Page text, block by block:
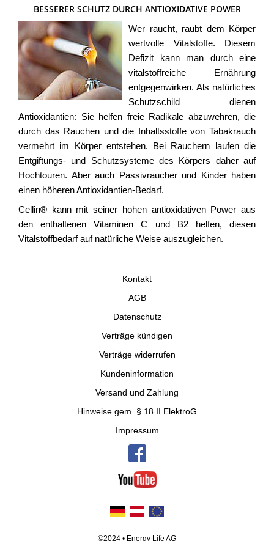
BESSERER SCHUTZ DURCH ANTIOXIDATIVE POWER
Wer raucht, raubt dem Körper
wertvolle Vitalstoffe. Diesem
Defizit kann man durch eine
vitalstoffreiche Ernährung
entgegenwirken. Als natürliches
Schutzschild dienen
Antioxidantien: Sie helfen freie Radikale abzuwehren, die
durch das Rauchen und die Inhaltsstoffe von Tabakrauch
vermehrt im Körper entstehen. Bei Rauchern laufen die
Entgiftungs- und Schutzsysteme des Körpers daher auf
Hochtouren. Aber auch Passivraucher und Kinder haben
einen höheren Antioxidantien-Bedarf.
Cellin® kann mit seiner hohen antioxidativen Power aus
den enthaltenen Vitaminen C und B2 helfen, diesen
Vitalstoffbedarf auf natürliche Weise auszugleichen.
Kontakt
AGB
Datenschutz
Verträge kündigen
Verträge widerrufen
Kundeninformation
Versand und Zahlung
Hinweise gem. § 18 II ElektroG
Impressum
©2024 • Energy Life AG